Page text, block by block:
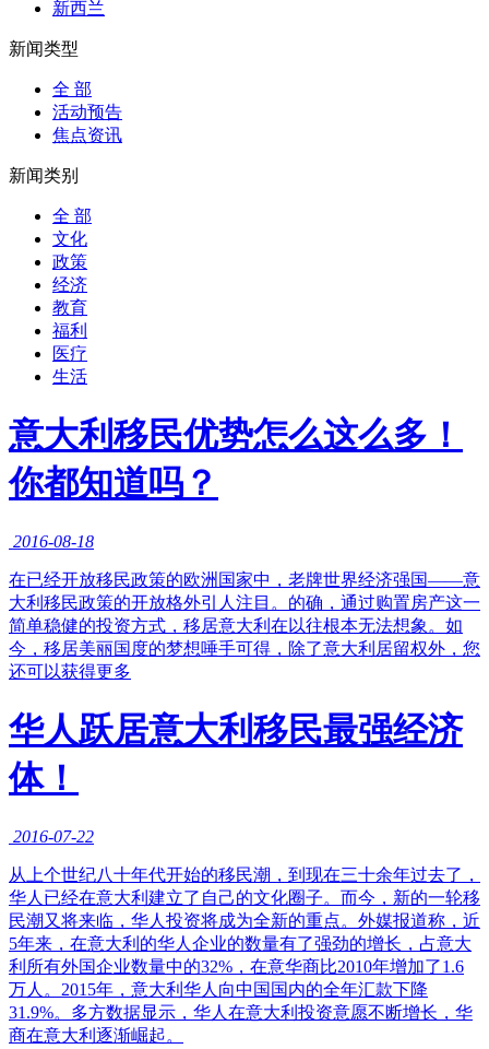
新西兰
新闻类型
全 部
活动预告
焦点资讯
新闻类别
全 部
文化
政策
经济
教育
福利
医疗
生活
意大利移民优势怎么这么多！
你都知道吗？
2016-08-18
在已经开放移民政策的欧洲国家中，老牌世界经济强国——意
大利移民政策的开放格外引人注目。的确，通过购置房产这一
简单稳健的投资方式，移居意大利在以往根本无法想象。如
今，移居美丽国度的梦想唾手可得，除了意大利居留权外，您
还可以获得更多
华人跃居意大利移民最强经济
体！
2016-07-22
从上个世纪八十年代开始的移民潮，到现在三十余年过去了，
华人已经在意大利建立了自己的文化圈子。而今，新的一轮移
民潮又将来临，华人投资将成为全新的重点。外媒报道称，近
5年来，在意大利的华人企业的数量有了强劲的增长，占意大
利所有外国企业数量中的32%，在意华商比2010年增加了1.6
万人。2015年，意大利华人向中国国内的全年汇款下降
31.9%。多方数据显示，华人在意大利投资意愿不断增长，华
商在意大利逐渐崛起。